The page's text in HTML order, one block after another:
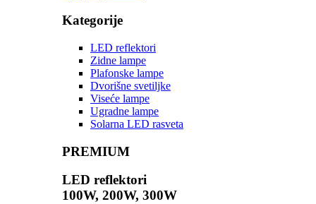
Kategorije
LED reflektori
Zidne lampe
Plafonske lampe
Dvorišne svetiljke
Viseće lampe
Ugradne lampe
Solarna LED rasveta
PREMIUM
LED reflektori
100W, 200W, 300W